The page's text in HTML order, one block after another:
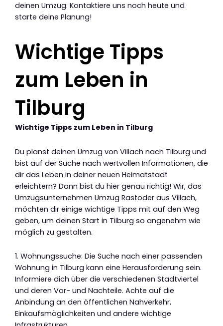
deinen Umzug. Kontaktiere uns noch heute und
starte deine Planung!
Wichtige Tipps
zum Leben in
Tilburg
Wichtige Tipps zum Leben in Tilburg
Du planst deinen Umzug von Villach nach Tilburg und
bist auf der Suche nach wertvollen Informationen, die
dir das Leben in deiner neuen Heimatstadt
erleichtern? Dann bist du hier genau richtig! Wir, das
Umzugsunternehmen Umzug Rastoder aus Villach,
möchten dir einige wichtige Tipps mit auf den Weg
geben, um deinen Start in Tilburg so angenehm wie
möglich zu gestalten.
1. Wohnungssuche: Die Suche nach einer passenden
Wohnung in Tilburg kann eine Herausforderung sein.
Informiere dich über die verschiedenen Stadtviertel
und deren Vor- und Nachteile. Achte auf die
Anbindung an den öffentlichen Nahverkehr,
Einkaufsmöglichkeiten und andere wichtige